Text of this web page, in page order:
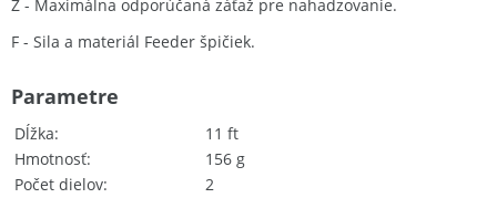
Z - Maximálna odporúčaná záťaž pre nahadzovanie.
F - Sila a materiál Feeder špičiek.
Dĺžka
11 ft
Hmotnosť
156 g
Počet dielov
2
Parametre